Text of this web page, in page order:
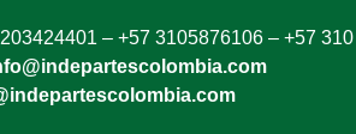
– +57 3105876106 – +57 310